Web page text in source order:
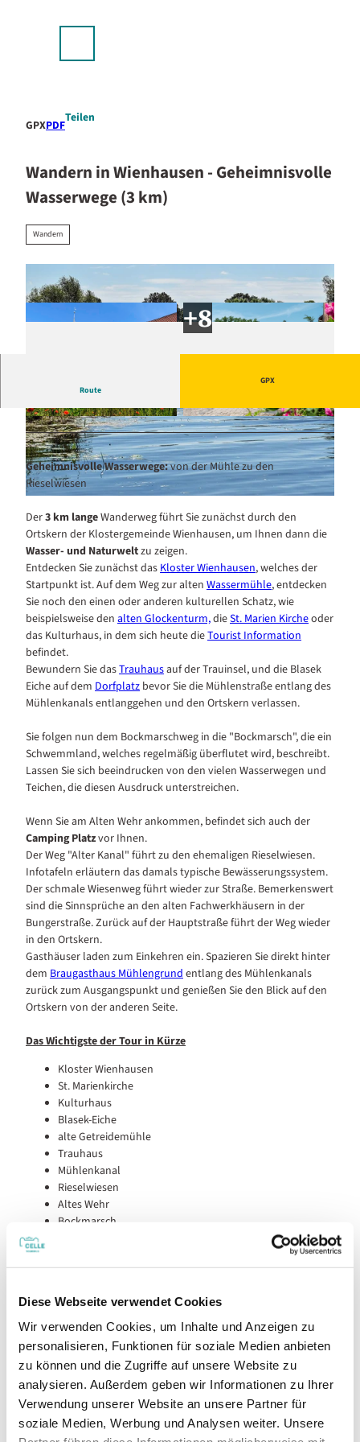
Diese Webseite verwendet Cookies
Wir verwenden Cookies, um Inhalte und Anzeigen zu
personalisieren, Funktionen für soziale Medien anbieten
zu können und die Zugriffe auf unsere Website zu
analysieren. Außerdem geben wir Informationen zu Ihrer
Verwendung unserer Website an unsere Partner für
soziale Medien, Werbung und Analysen weiter. Unsere
GPXPDF
Teilen
Wandern in Wienhausen - Geheimnisvolle
Wasserwege (3 km)
Wandern
3
-
D
i
e
A
l
l
e
r
© Lüneburger Heide GmbH/MARKUS TIEMAN
N, MARKUS TIEMANN LUENEBURG
© Partner der Lüneburger Heide GmbH
Route
GPX
Geheimnisvolle Wasserwege:von der Mühle zu den
Rieselwiesen
Der3 km langeWanderweg führt Sie zunächst durch den
Ortskern der Klostergemeinde Wienhausen, um Ihnen dann die
Wasser- und Naturweltzu zeigen.
Entdecken Sie zunächst das Kloster Wienhausen, welches der
Startpunkt ist. Auf dem Weg zur alten Wassermühle, entdecken
Sie noch den einen oder anderen kulturellen Schatz, wie
beispielsweise den alten Glockenturm,dieSt. Marien Kircheoder
das Kulturhaus, in dem sich heute dieTourist Information
befindet.
Bewundern Sie dasTrauhausauf der Trauinsel, und die Blasek
Eiche auf dem Dorfplatz bevor Sie die Mühlenstraße entlang des
Mühlenkanals entlanggehen und den Ortskern verlassen.
Sie folgen nun dem Bockmarschweg in die "Bockmarsch", die ein
Schwemmland, welches regelmäßig überflutet wird, beschreibt.
Lassen Sie sich beeindrucken von den vielen Wasserwegen und
Teichen, die diesen Ausdruck unterstreichen.
Wenn Sie am Alten Wehr ankommen, befindet sich auch der
Camping Platzvor Ihnen.
Der Weg "Alter Kanal" führt zu den ehemaligen Rieselwiesen.
Infotafeln erläutern das damals typische Bewässerungssystem.
Der schmale Wiesenweg führt wieder zur Straße. Bemerkenswert
sind die Sinnsprüche an den alten Fachwerkhäusern in der
Bungerstraße. Zurück auf der Hauptstraße führt der Weg wieder
in den Ortskern.
Gasthäuser laden zum Einkehren ein. Spazieren Sie direkt hinter
dem Braugasthaus Mühlengrund entlang des Mühlenkanals
zurück zum Ausgangspunkt und genießen Sie den Blick auf den
Ortskern von der anderen Seite.
Das Wichtigste der Tour in Kürze
Kloster Wienhausen
St. Marienkirche
Kulturhaus
Blasek-Eiche
alte Getreidemühle
Trauhaus
Mühlenkanal
Rieselwiesen
Altes Wehr
Bockmarsch
Mühlengrund, Café
Gut zu wissen
Beste Jahreszeit
geeignet wetterabhängig